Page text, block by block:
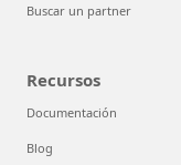
Buscar un partner
Recursos
Documentación
Blog